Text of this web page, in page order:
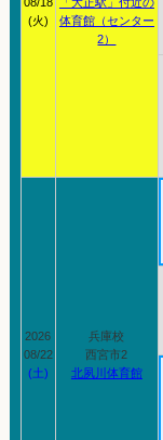
(火)
体育館（センター
2）
2026
08/22
(土)
兵庫校
西宮市2
北夙川体育館